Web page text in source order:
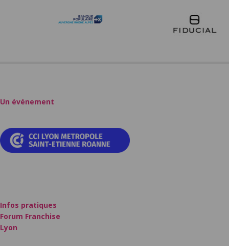
Un événement
Infos pratiques
Forum Franchise
Lyon